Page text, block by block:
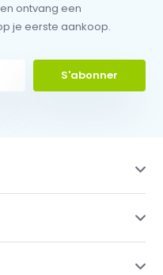
ontvang een
je eerste aankoop.
S'abonner